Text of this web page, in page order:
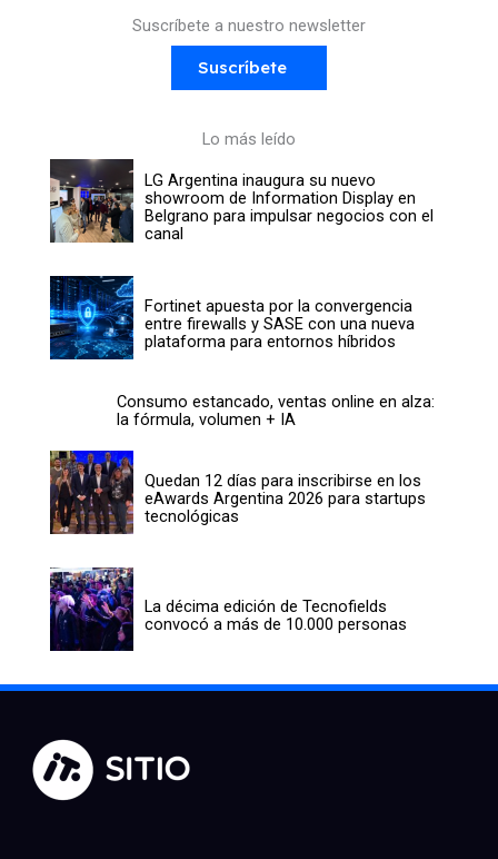
Suscríbete a nuestro newsletter
Suscríbete
Lo más leído
LG Argentina inaugura su nuevo
showroom de Information Display en
Belgrano para impulsar negocios con el
canal
Fortinet apuesta por la convergencia
entre firewalls y SASE con una nueva
plataforma para entornos híbridos
Consumo estancado, ventas online en alza:
la fórmula, volumen + IA
Quedan 12 días para inscribirse en los
eAwards Argentina 2026 para startups
tecnológicas
La décima edición de Tecnofields
convocó a más de 10.000 personas